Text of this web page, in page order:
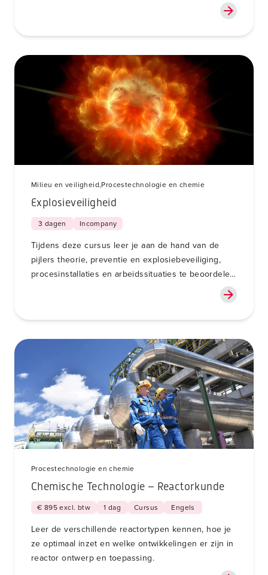
Milieu en veiligheid,Procestechnologie en chemie
Explosieveiligheid
3 dagen Incompany
Tijdens deze cursus leer je aan de hand van de
pijlers theorie, preventie en explosiebeveiliging,
procesinstallaties en arbeidssituaties te beoordelen
op explosiegevaar en oplossingen te formuleren op
Procestechnologie en chemie
Chemische Technologie – Reactorkunde
€ 895 excl. btw 1 dag Cursus Engels
Leer de verschillende reactortypen kennen, hoe je
ze optimaal inzet en welke ontwikkelingen er zijn in
reactor ontwerp en toepassing.